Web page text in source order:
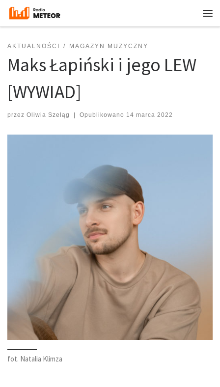
Przejdź do treści
AKTUALNOŚCI MAGAZYN MUZYCZNY
Maks Łapiński i jego LEW
[WYWIAD]
przez Oliwia Szeląg Opublikowano 14 marca 2022
fot. Natalia Klimza